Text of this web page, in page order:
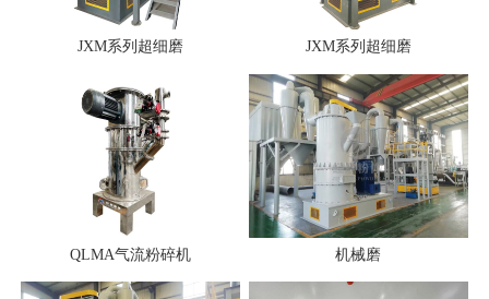
JXM系列超细磨 JXM系列超细磨
QLMA气流粉碎机 机械磨